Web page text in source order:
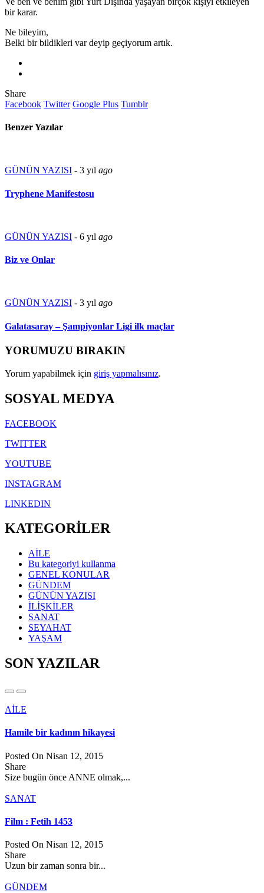
bir karar.
Ne bileyim,
Belki bir bildikleri var deyip geçiyorum artık.
Share
Facebook Twitter Google Plus Tumblr
Benzer Yazılar
GÜNÜN YAZISI - 3 yıl ago
Tryphene Manifestosu
GÜNÜN YAZISI - 6 yıl ago
Biz ve Onlar
GÜNÜN YAZISI - 3 yıl ago
Galatasaray – Şampiyonlar Ligi ilk maçlar
YORUMUZU BIRAKIN
Yorum yapabilmek için giriş yapmalısınız.
SOSYAL MEDYA
FACEBOOK
TWITTER
YOUTUBE
INSTAGRAM
LINKEDIN
KATEGORİLER
AİLE
Bu kategoriyi kullanma
GENEL KONULAR
GÜNDEM
GÜNÜN YAZISI
İLİŞKİLER
SANAT
SEYAHAT
YAŞAM
SON YAZILAR
AİLE
Hamile bir kadının hikayesi
Posted On Nisan 12, 2015
Share
Size bugün önce ANNE olmak,...
SANAT
Film : Fetih 1453
Posted On Nisan 12, 2015
Share
Uzun bir zaman sonra bir...
GÜNDEM